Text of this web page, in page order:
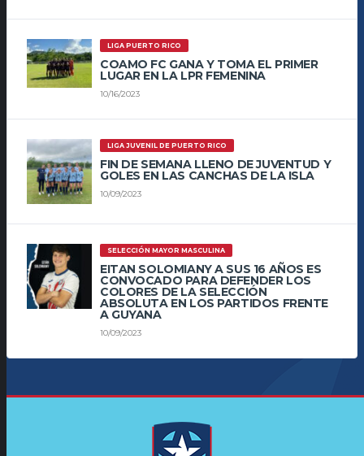
LIGA PUERTO RICO
COAMO FC GANA Y TOMA EL PRIMER
LUGAR EN LA LPR FEMENINA
10/16/2023
LIGA JUVENIL DE PUERTO RICO
FIN DE SEMANA LLENO DE JUVENTUD Y
GOLES EN LAS CANCHAS DE LA ISLA
10/09/2023
SELECCIÓN MAYOR MASCULINA
EITAN SOLOMIANY A SUS 16 AÑOS ES
CONVOCADO PARA DEFENDER LOS
COLORES DE LA SELECCIÓN
ABSOLUTA EN LOS PARTIDOS FRENTE
A GUYANA
10/09/2023